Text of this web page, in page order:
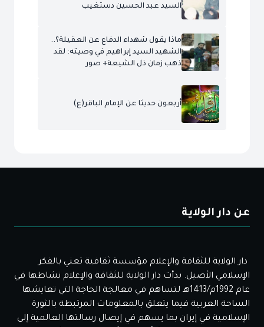
السيد عبد الحسين دستغيب
ماذا يقول شهداء الدفاع عن العقيلة؟..
الشهيد السيد إبراهيم في وصيته: لقد
ذهب زمان ذل الشيعة+ صور
أربعون حديثا عن الإمام الباقر(ع)
عن دار الولاية
دار الولاية للثقافة والإعلام مؤسسة ثقافية تعني بالفكر
الإسلامي الأصيل. بدأت دار الولاية للثقافة والإعلام نشاطها في
عام 1992م/1413هـ لتساهم في معالجة الحاجة التي تعايشها
الساحة العربية فيما يتعلق بالمعلومات المرتبطة بالثورة
الإسلامية في إيران بما يسهم في إيصال رسالتها العالمية إلى